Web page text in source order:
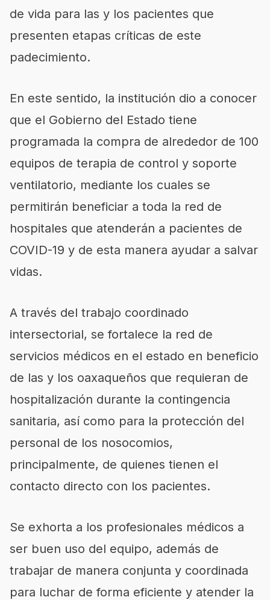
de vida para las y los pacientes que
presenten etapas críticas de este
padecimiento.
En este sentido, la institución dio a conocer
que el Gobierno del Estado tiene
programada la compra de alrededor de 100
equipos de terapia de control y soporte
ventilatorio, mediante los cuales se
permitirán beneficiar a toda la red de
hospitales que atenderán a pacientes de
COVID-19 y de esta manera ayudar a salvar
vidas.
A través del trabajo coordinado
intersectorial, se fortalece la red de
servicios médicos en el estado en beneficio
de las y los oaxaqueños que requieran de
hospitalización durante la contingencia
sanitaria, así como para la protección del
personal de los nosocomios,
principalmente, de quienes tienen el
contacto directo con los pacientes.
Se exhorta a los profesionales médicos a
ser buen uso del equipo, además de
trabajar de manera conjunta y coordinada
para luchar de forma eficiente y atender la